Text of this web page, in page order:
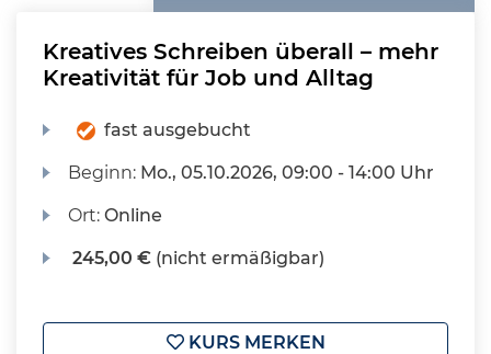
Kreatives Schreiben überall – mehr
Kreativität für Job und Alltag
fast ausgebucht
Beginn: Mo., 05.10.2026, 09:00 - 14:00 Uhr
Ort:Online
245,00 € (nicht ermäßigbar)
KURS MERKEN